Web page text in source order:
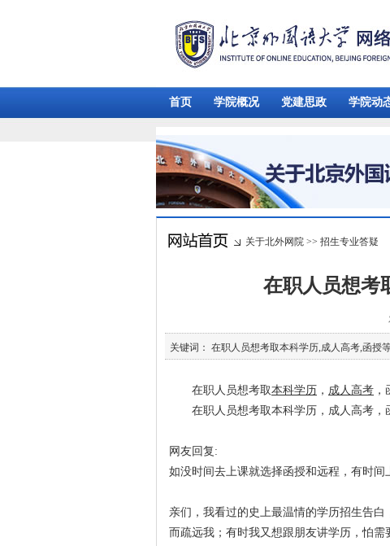
首页 学院概况 党建思政 学院动
关于北外网院 >> 招生专业答疑
在职人员想考
关键词： 在职人员想考取本科学历,成人高考,函授
在职人员想考取本科学历 ， 成人高考
在职人员想考取本科学历，成人高考
网友回复:
如没时间去上课就选择函授和远程，有时间
亲们，我看过的史上最温情的学历招生告
而疏远我；有时我又想跟朋友讲学历，怕